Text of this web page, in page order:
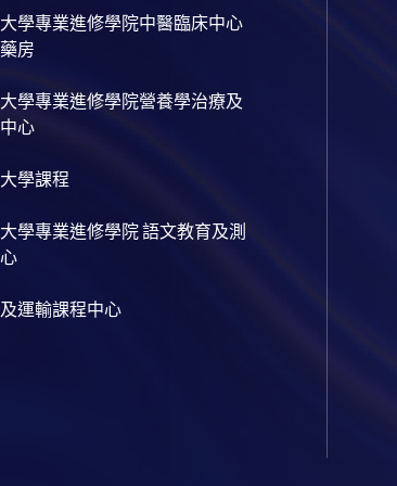
學專業進修學院中醫臨床中心
房
學專業進修學院營養學治療及
心
學課程
學專業進修學院 語文教育及測
運輸課程中心